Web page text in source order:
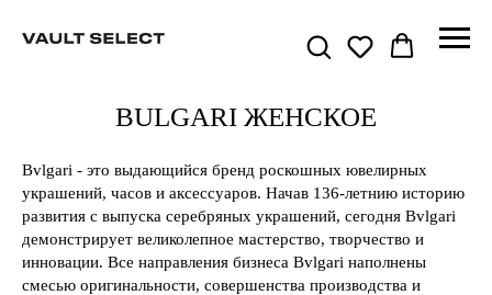
BULGARI ЖЕНСКОЕ
Bvlgari - это выдающийся бренд роскошных ювелирных
украшений, часов и аксессуаров. Начав 136-летнию историю
развития с выпуска серебряных украшений, сегодня Bvlgari
демонстрирует великолепное мастерство, творчество и
инновации. Все направления бизнеса Bvlgari наполнены
смесью оригинальности, совершенства производства и